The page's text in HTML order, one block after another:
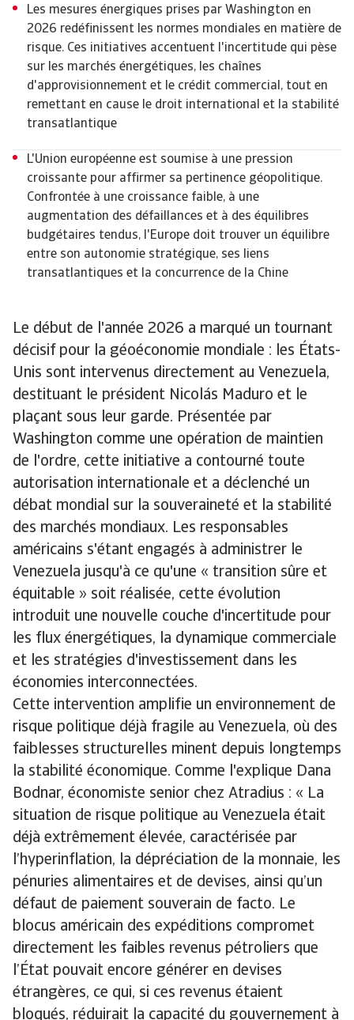
Le début de l'année 2026 a marqué un tournant
décisif pour la géoéconomie mondiale : les États-
Unis sont intervenus directement au Venezuela,
destituant le président Nicolás Maduro et le
plaçant sous leur garde. Présentée par
Washington comme une opération de maintien
de l'ordre, cette initiative a contourné toute
autorisation internationale et a déclenché un
débat mondial sur la souveraineté et la stabilité
des marchés mondiaux. Les responsables
américains s'étant engagés à administrer le
Venezuela jusqu'à ce qu'une « transition sûre et
équitable » soit réalisée, cette évolution
introduit une nouvelle couche d'incertitude pour
les flux énergétiques, la dynamique commerciale
et les stratégies d'investissement dans les
économies interconnectées.
Cette intervention amplifie un environnement de
risque politique déjà fragile au Venezuela, où des
faiblesses structurelles minent depuis longtemps
la stabilité économique. Comme l'explique Dana
Bodnar, économiste senior chez Atradius : « La
situation de risque politique au Venezuela était
déjà extrêmement élevée, caractérisée par
l’hyperinflation, la dépréciation de la monnaie, les
pénuries alimentaires et de devises, ainsi qu’un
défaut de paiement souverain de facto. Le
blocus américain des expéditions compromet
directement les faibles revenus pétroliers que
l’État pouvait encore générer en devises
étrangères, ce qui, si ces revenus étaient
bloqués, réduirait la capacité du gouvernement à
Les mesures énergiques prises par Washington en
2026 redéfinissent les normes mondiales en matière de
risque. Ces initiatives accentuent l'incertitude qui pèse
sur les marchés énergétiques, les chaînes
d'approvisionnement et le crédit commercial, tout en
remettant en cause le droit international et la stabilité
transatlantique
L'Union européenne est soumise à une pression
croissante pour affirmer sa pertinence géopolitique.
Confrontée à une croissance faible, à une
augmentation des défaillances et à des équilibres
budgétaires tendus, l'Europe doit trouver un équilibre
entre son autonomie stratégique, ses liens
transatlantiques et la concurrence de la Chine